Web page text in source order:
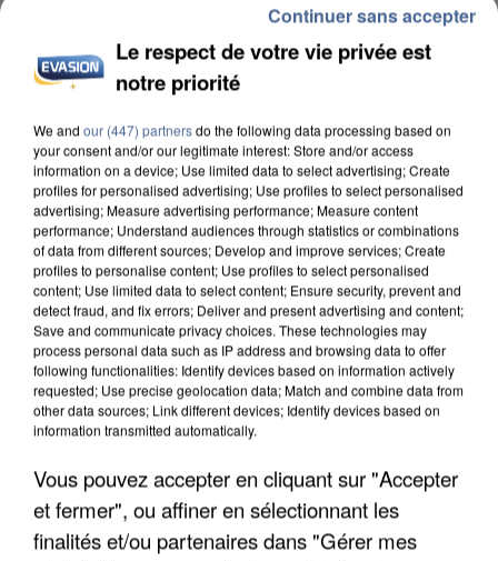
L’UN DES FONDATEURS SUPPOSÉS DE LA DZ
MAFIA INTERPELLÉ EN ALGÉRIE
Le respect de votre vie privée est
notre priorité
We and our (447) partnersdo the following data processing based on
your consent and/or our legitimate interest: Store and/or access
information on a device; Use limited data to select advertising; Create
profiles for personalised advertising; Use profiles to select personalised
advertising; Measure advertising performance; Measure content
performance; Understand audiences through statistics or combinations
of data from different sources; Develop and improve services; Create
profiles to personalise content; Use profiles to select personalised
content; Use limited data to select content; Ensure security, prevent and
detect fraud, and fix errors; Deliver and present advertising and content;
Save and communicate privacy choices. These technologies may
process personal data such as IP address and browsing data to offer
following functionalities: Identify devices based on information actively
requested; Use precise geolocation data; Match and combine data from
other data sources; Link different devices; Identify devices based on
information transmitted automatically.
Vous pouvez accepter en cliquant sur "Accepter
et fermer", ou affiner en sélectionnant les
finalités et/ou partenaires dans "Gérer mes
Continuer sans accepter